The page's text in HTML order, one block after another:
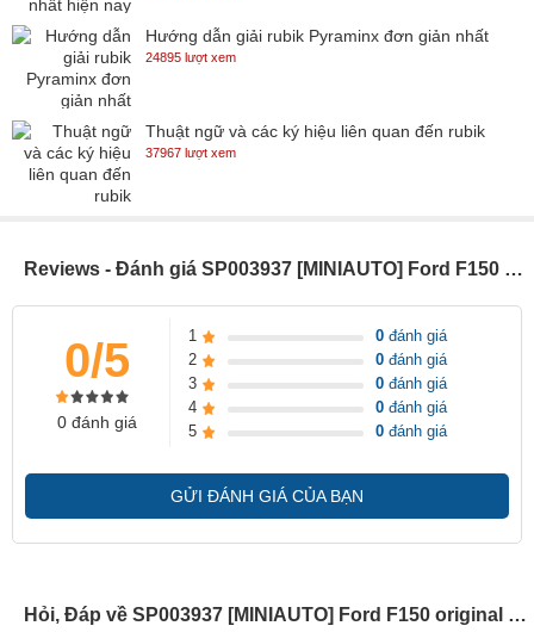
Hướng dẫn giải rubik Pyraminx đơn giản nhất
24895 lượt xem
Thuật ngữ và các ký hiệu liên quan đến rubik
37967 lượt xem
Reviews - Đánh giá SP003937 [MINIAUTO] Ford F150 original 1/32 [bulk-red]
0/5
0 đánh giá
1 0 đánh giá
2
0 đánh giá
3
0 đánh giá
4
0 đánh giá
5
0 đánh giá
GỬI ĐÁNH GIÁ CỦA BẠN
Hỏi, Đáp về SP003937 [MINIAUTO] Ford F150 original 1/32 [bulk-red]